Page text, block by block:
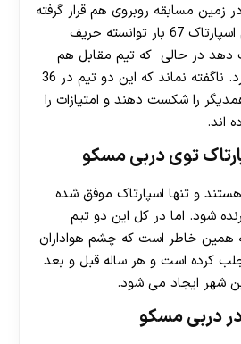
به حال 168 بار در زمین مسابقه روبروی هم قرار گرفته
اند که از این تعداد تیم اسپارتاک 67 بار توانسته حریف
دهد در حالی که تیم مقابل هم
تنها 2 برد کمتر از او دارد. ناگفته نماند که این دو تیم در 36
را شکست دهند و امتیازات را
اند.
توی دربی مسکو
هستند و تنها اسپارتاک موفق شده
برنده شود. اما در کل این دو تیم
همین خاطر است که چشم هواداران
کرده است و هر ساله قبل و بعد
شهر ایجاد می شود.